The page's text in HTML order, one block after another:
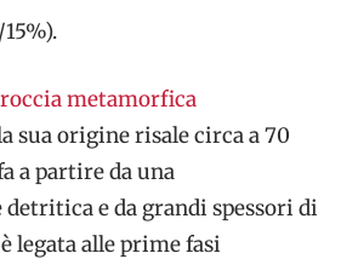
roccia metamorfica
sua origine risale circa a 70
a partire da una
e da grandi spessori di
legata alle prime fasi